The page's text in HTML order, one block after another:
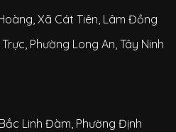
Xã Cát Tiên, Lâm Đồng
Phường Long An, Tây Ninh
Linh Đàm, Phường Định